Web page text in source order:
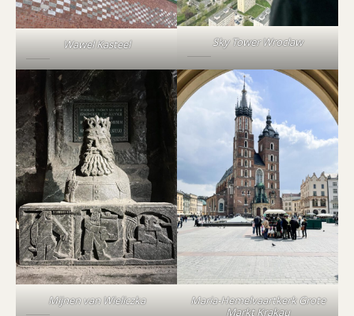
Wawel Kasteel Sky Tower Wroclaw
Mijnen van Wieliczka
Maria-Hemelvaartkerk Grote
Markt Krakau